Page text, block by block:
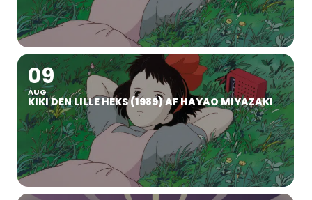
09
AUG
KIKI DEN LILLE HEKS (1989) AF HAYAO MIYAZAKI